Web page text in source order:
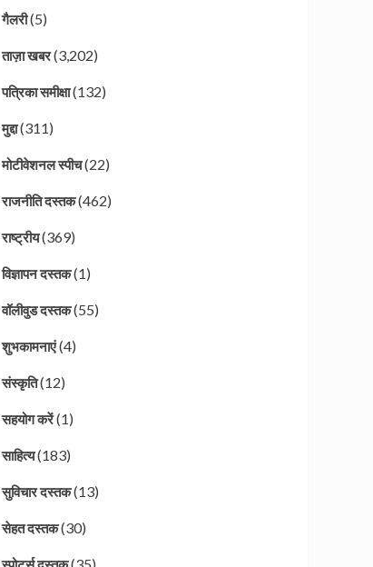
गैलरी(5)
ताज़ा खबर(3,202)
पत्रिका समीक्षा(132)
मुद्दा(311)
मोटीवेशनल स्पीच(22)
राजनीति दस्तक(462)
राष्ट्रीय(369)
विज्ञापन दस्तक(1)
वॉलीवुड दस्तक(55)
शुभकामनाएं(4)
संस्कृति(12)
सहयोग करें(1)
साहित्य(183)
सुविचार दस्तक(13)
सेहत दस्तक(30)